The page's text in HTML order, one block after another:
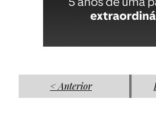
< Anterior